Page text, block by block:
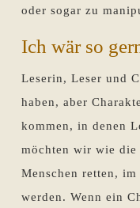
oder sogar zu
Ich wär so
Leserin, Leser und
haben, aber
kommen, in denen
möchten wir wie die
Menschen retten,
werden. Wenn ein